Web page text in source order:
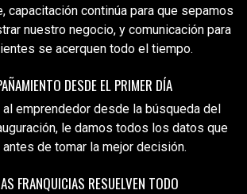
capacitación continúa para que sepamos
nuestro negocio, y comunicación para
se acerquen todo el tiempo.
DESDE EL PRIMER DÍA
emprendedor desde la búsqueda del
le damos todos los datos que
de tomar la mejor decisión.
FRANQUICIAS RESUELVEN TODO